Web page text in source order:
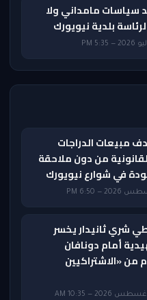
سياسات مامداني ولا
بلدية نيويورك
مبيعات الدراجات
من دون ملاحقة
في شوارع نيويورك
شري ثانيدار يخسر
أمام دونافان
من «الاشتراكيين